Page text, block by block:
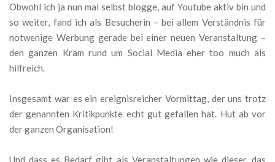
Obwohl ich ja nun mal selbst blogge, auf Youtube aktiv bin und
so weiter, fand ich als Besucherin – bei allem Verständnis für
notwenige Werbung gerade bei einer neuen Veranstaltung –
den ganzen Kram rund um Social Media eher too much als
hilfreich.
Insgesamt war es ein ereignisreicher Vormittag, der uns trotz
der genannten Kritikpunkte echt gut gefallen hat. Hut ab vor
der ganzen Organisation!
Und dass es Bedarf gibt als Veranstaltungen wie dieser, das